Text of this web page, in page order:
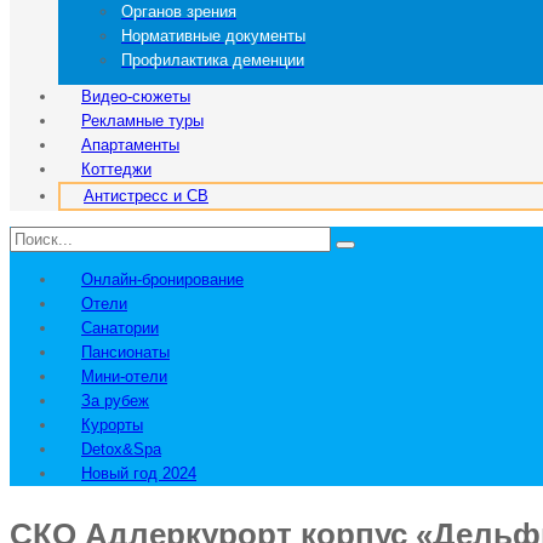
Органов зрения
Нормативные документы
Профилактика деменции
Видео-сюжеты
Рекламные туры
Апартаменты
Коттеджи
Антистресс и СВ
Онлайн-бронирование
Отели
Санатории
Пансионаты
Мини-отели
За рубеж
Курорты
Detox&Spa
Новый год 2024
СКО Адлеркурорт корпус